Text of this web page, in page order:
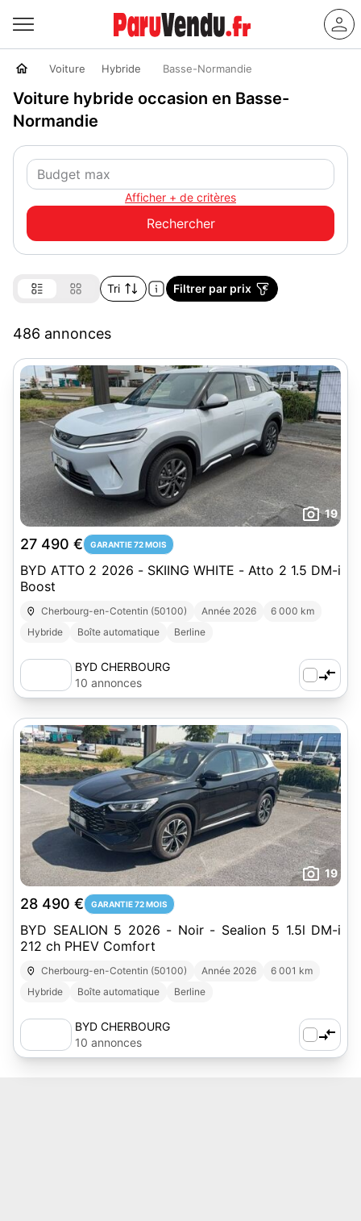
Voiture Hybride Basse-Normandie
Voiture hybride occasion en Basse-
Normandie
Afficher + de critères
Tri Filtrer par prix
486 annonces
19
27 490 € GARANTIE 72 MOIS
BYD ATTO 2 2026 - SKIING WHITE - Atto 2 1.5 DM-i
Boost
Cherbourg-en-Cotentin (50100) Année 2026
6 000 km
Hybride
Boîte automatique Berline
BYD CHERBOURG
10 annonces
19
28 490 € GARANTIE 72 MOIS
BYD SEALION 5 2026 - Noir - Sealion 5 1.5l DM-i
212 ch PHEV Comfort
Cherbourg-en-Cotentin (50100) Année 2026
6 001 km
Hybride
Boîte automatique Berline
BYD CHERBOURG
10 annonces